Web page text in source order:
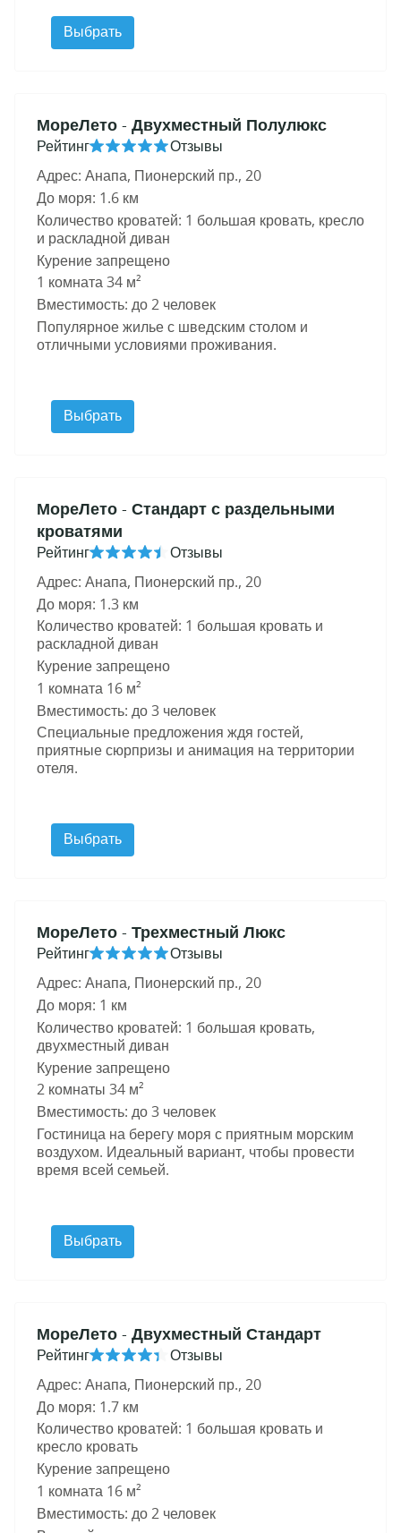
Выбрать
МореЛето - Двухместный Полулюкс
Рейтинг Отзывы
Адрес: Анапа, Пионерский пр., 20
До моря: 1.6 км
Количество кроватей: 1 большая кровать, кресло
и раскладной диван
Курение запрещено
1 комната 34 м²
Вместимость: до 2 человек
Популярное жилье с шведским столом и
отличными условиями проживания.
Выбрать
МореЛето - Стандарт с раздельными
кроватями
Рейтинг Отзывы
Адрес: Анапа, Пионерский пр., 20
До моря: 1.3 км
Количество кроватей: 1 большая кровать и
раскладной диван
Курение запрещено
1 комната 16 м²
Вместимость: до 3 человек
Специальные предложения ждя гостей,
приятные сюрпризы и анимация на территории
отеля.
Выбрать
МореЛето - Трехместный Люкс
Рейтинг Отзывы
Адрес: Анапа, Пионерский пр., 20
До моря: 1 км
Количество кроватей: 1 большая кровать,
двухместный диван
Курение запрещено
2 комнаты 34 м²
Вместимость: до 3 человек
Гостиница на берегу моря с приятным морским
воздухом. Идеальный вариант, чтобы провести
время всей семьей.
Выбрать
МореЛето - Двухместный Стандарт
Рейтинг Отзывы
Адрес: Анапа, Пионерский пр., 20
До моря: 1.7 км
Количество кроватей: 1 большая кровать и
кресло кровать
Курение запрещено
1 комната 16 м²
Вместимость: до 2 человек